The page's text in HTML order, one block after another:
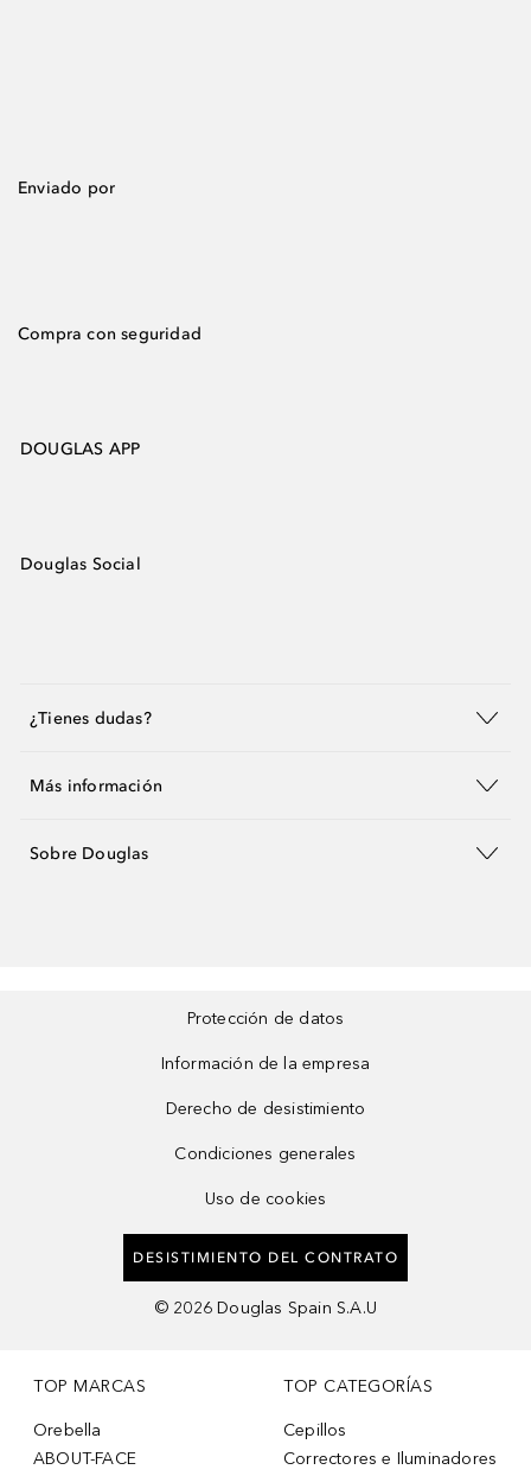
Enviado por
Compra con seguridad
DOUGLAS APP
Douglas Social
¿Tienes dudas?
Más información
Sobre Douglas
Protección de datos
Información de la empresa
Derecho de desistimiento
Condiciones generales
Uso de cookies
DESISTIMIENTO DEL CONTRATO
© 2026 Douglas Spain S.A.U
TOP MARCAS
Orebella
ABOUT-FACE
TOP CATEGORÍAS
Cepillos
Correctores e Iluminadores